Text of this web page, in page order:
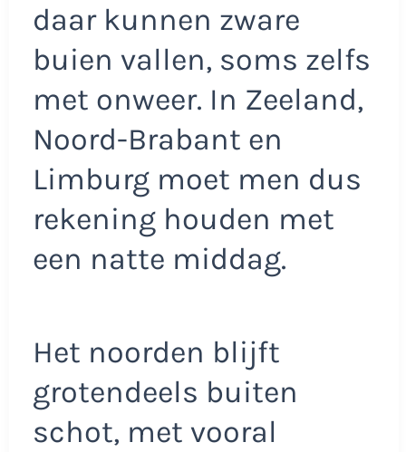
daar kunnen zware
buien vallen, soms zelfs
met onweer. In Zeeland,
Noord-Brabant en
Limburg moet men dus
rekening houden met
een natte middag.
Het noorden blijft
grotendeels buiten
schot, met vooral